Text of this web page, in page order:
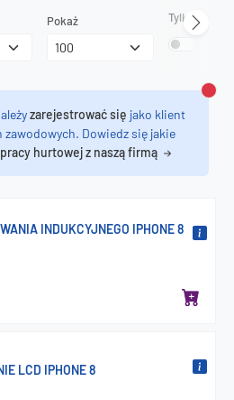
Pokaż Tylko
zarejestrować się jako klient
zawodowych. Dowiedz się jakie
hurtowej z naszą firmą
INDUKCYJNEGO IPHONE 8
LCD IPHONE 8